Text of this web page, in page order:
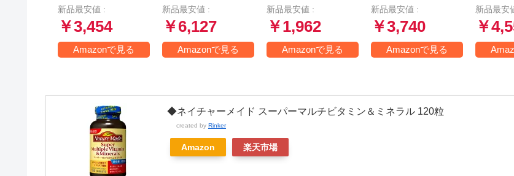
新品最安値 :
￥3,454
Amazonで見る
新品最安値 :
￥6,127
Amazonで見る
新品最安値 :
￥1,962
Amazonで見る
新品最安値 :
￥3,740
Amazonで見る
新品最安
￥
◆ネイチャーメイド スーパーマルチビタミン＆ミネラル 120粒
created by Rinker
Amazon 楽天市場